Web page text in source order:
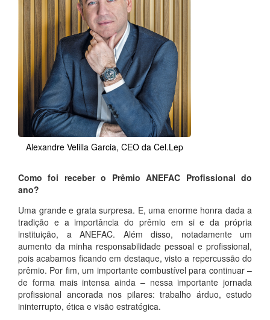
Alexandre Velilla Garcia, CEO da Cel.Lep
Como foi receber o Prêmio ANEFAC Profissional do
ano?
Uma grande e grata surpresa. E, uma enorme honra dada a
tradição e a importância do prêmio em si e da própria
instituição, a ANEFAC. Além disso, notadamente um
aumento da minha responsabilidade pessoal e profissional,
pois acabamos ficando em destaque, visto a repercussão do
prêmio. Por fim, um importante combustível para continuar –
de forma mais intensa ainda – nessa importante jornada
profissional ancorada nos pilares: trabalho árduo, estudo
ininterrupto, ética e visão estratégica.